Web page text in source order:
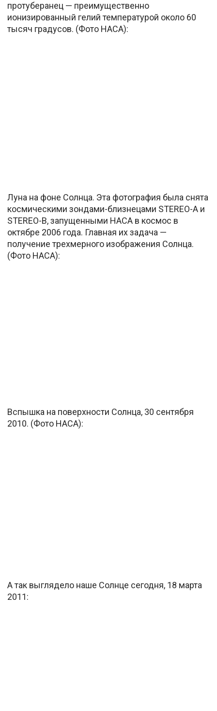
протуберанец — преимущественно
ионизированный гелий температурой около 60
тысяч градусов. (Фото НАСА):
Луна на фоне Солнца. Эта фотография была снята
космическими зондами-близнецами STEREO-A и
STEREO-B, запущенными НАСА в космос в
октябре 2006 года. Главная их задача —
получение трехмерного изображения Солнца.
(Фото НАСА):
Вспышка на поверхности Солнца, 30 сентября
2010. (Фото НАСА):
А так выглядело наше Солнце сегодня, 18 марта
2011: